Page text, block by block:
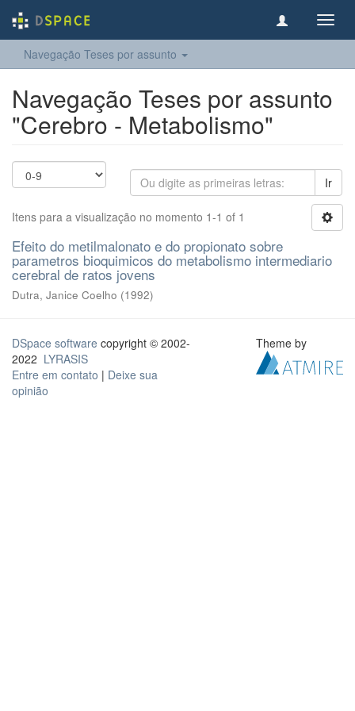
Navegação Teses por assunto
Navegação Teses por assunto
"Cerebro - Metabolismo"
Ir
Itens para a visualização no momento 1-1 of 1
Efeito do metilmalonato e do propionato sobre
parametros bioquimicos do metabolismo intermediario
cerebral de ratos jovens
Dutra, Janice Coelho (1992)
DSpace software copyright © 2002-
2022 LYRASIS
Entre em contato | Deixe sua
opinião
Theme by